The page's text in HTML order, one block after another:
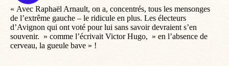
« Avec Raphaël Arnault, on a, concentrés, tous les mensonges
de l’extrême gauche – le ridicule en plus. Les électeurs
d’Avignon qui ont voté pour lui sans savoir devraient s’en
souvenir. » comme l’écrivait Victor Hugo, » en l’absence de
cerveau, la gueule bave » !